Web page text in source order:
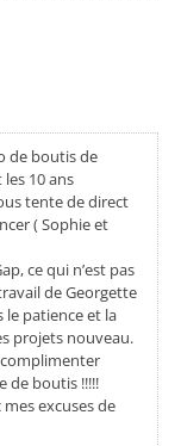
de boutis de
10 ans
tente de direct
( Sophie et
ce qui n’est pas
de Georgette
patience et la
projets nouveau.
de boutis !!!!!
excuses de